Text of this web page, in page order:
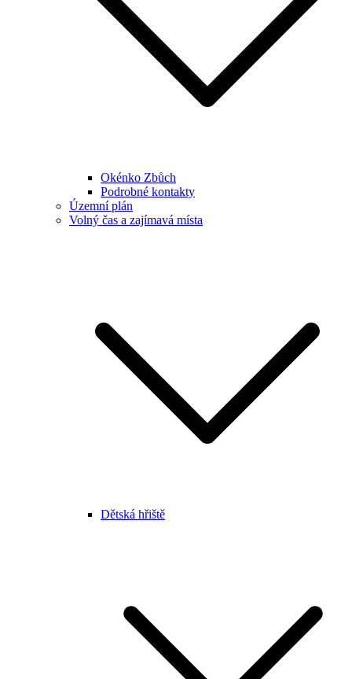
Okénko Zbůch
Podrobné kontakty
Územní plán
Volný čas a zajímavá místa
Dětská hřiště